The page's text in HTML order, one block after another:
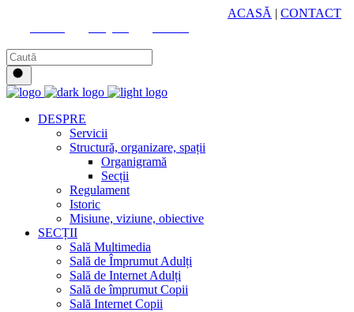
ACASĂ | CONTACT
DESPRE
Servicii
Structură, organizare, spații
Organigramă
Secții
Regulament
Istoric
Misiune, viziune, obiective
SECȚII
Sală Multimedia
Sală de Împrumut Adulți
Sală de Internet Adulți
Sală de împrumut Copii
Sală Internet Copii